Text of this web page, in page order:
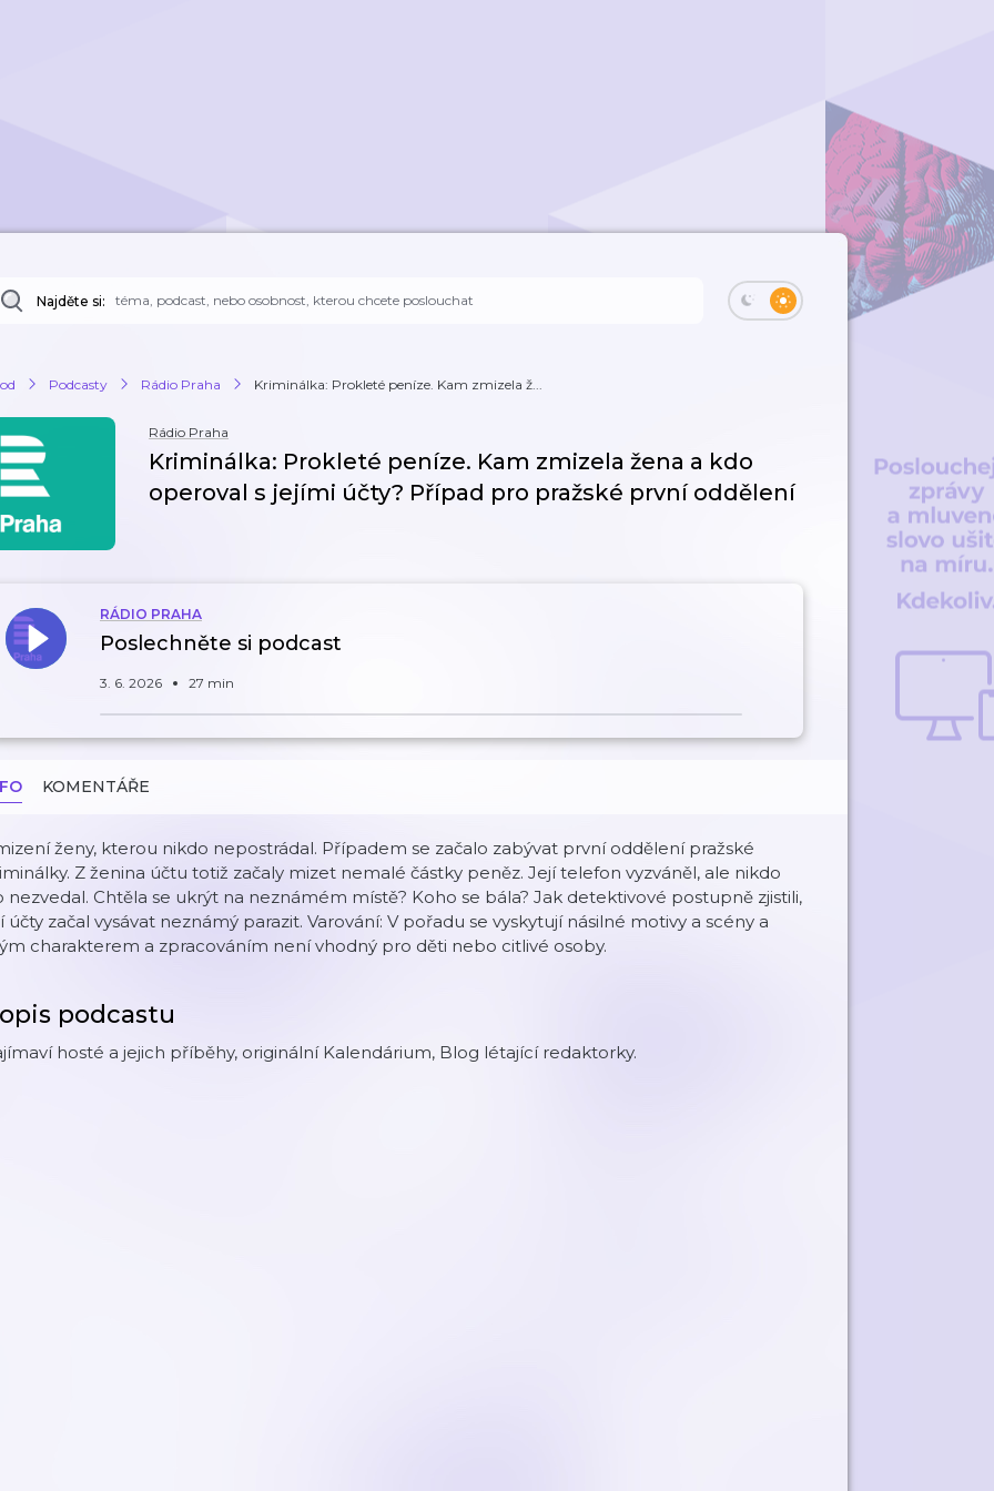
Najděte si:
Podcasty Rádio Praha Kriminálka: Prokleté peníze. Kam zmizela ž...
Rádio Praha
Kriminálka: Prokleté peníze. Kam zmizela žena a kdo
operoval s jejími účty? Případ pro pražské první oddělení
RÁDIO PRAHA
Poslechněte si podcast
3. 6. 2026 27 min
KOMENTÁŘE
ženy, kterou nikdo nepostrádal. Případem se začalo zabývat první oddělení pražské
Z ženina účtu totiž začaly mizet nemalé částky peněz. Její telefon vyzváněl, ale nikdo
nezvedal. Chtěla se ukrýt na neznámém místě? Koho se bála? Jak detektivové postupně zjistili,
účty začal vysávat neznámý parazit. Varování: V pořadu se vyskytují násilné motivy a scény a
charakterem a zpracováním není vhodný pro děti nebo citlivé osoby.
podcastu
hosté a jejich příběhy, originální Kalendárium, Blog létající redaktorky.